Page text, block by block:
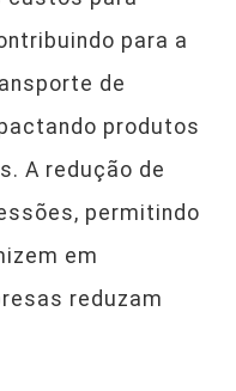
para a
de
produtos
A redução de
permitindo
em
reduzam